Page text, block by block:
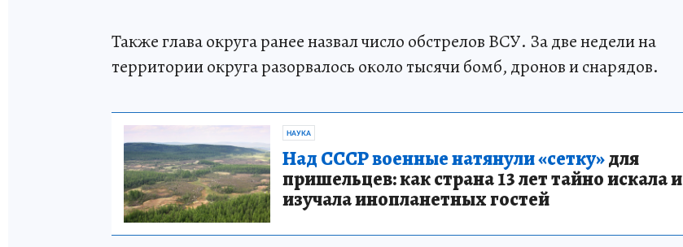
Также глава округа ранее назвал число обстрелов ВСУ. За две недели на
территории округа разорвалось около тысячи бомб, дронов и снарядов.
НАУКА
Над СССР военные натянули «сетку»для
пришельцев: как страна 13 лет тайно искала и
изучала инопланетных гостей